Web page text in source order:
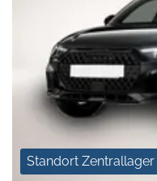
Standort Zentrallager